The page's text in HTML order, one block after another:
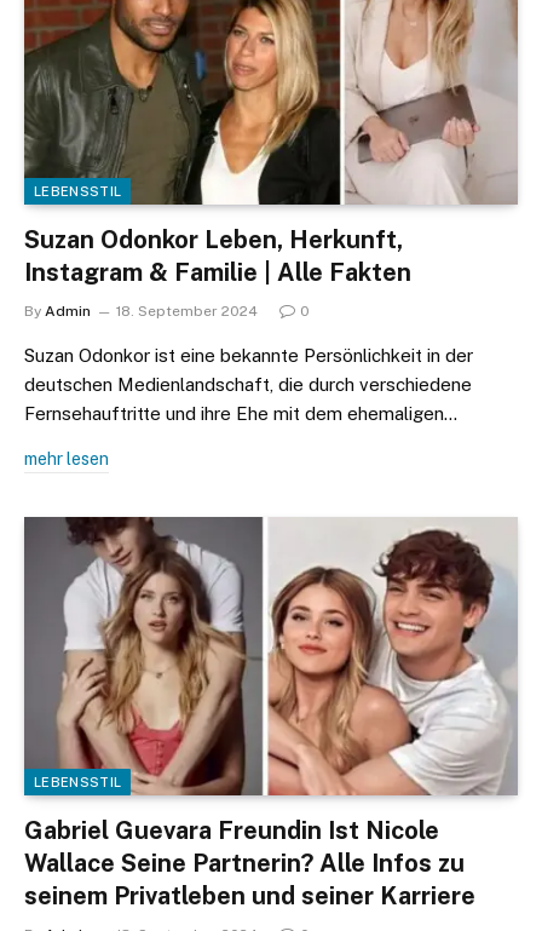
LEBENSSTIL
Suzan Odonkor Leben, Herkunft,
Instagram & Familie | Alle Fakten
By Admin 18. September 2024 0
Suzan Odonkor ist eine bekannte Persönlichkeit in der
deutschen Medienlandschaft, die durch verschiedene
Fernsehauftritte und ihre Ehe mit dem ehemaligen…
mehr lesen
LEBENSSTIL
Gabriel Guevara Freundin Ist Nicole
Wallace Seine Partnerin? Alle Infos zu
seinem Privatleben und seiner Karriere